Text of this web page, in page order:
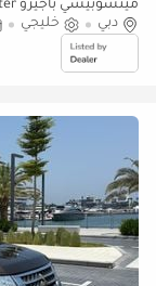
ميتسوبيشي باجيرو GLS M/L DIAMOND GLS Mid 3.5L (189 HP) (7 Seater)
دبي
خليجي